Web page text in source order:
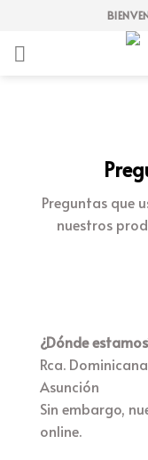
content
Preguntas que
nuestros
¿Dónde
Rca.
Asunción
Sin embargo,
online.